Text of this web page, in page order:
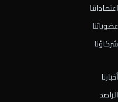
اعتماداتنا
عضوياتنا
شركاؤنا
أخبارنا
الراصد